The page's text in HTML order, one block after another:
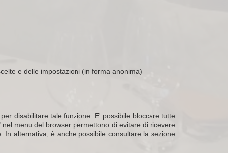
e delle impostazioni (in forma anonima)
disabilitare tale funzione. E' possibile bloccare tutte
menu del browser permettono di evitare di ricevere
In alternativa, è anche possibile consultare la sezione